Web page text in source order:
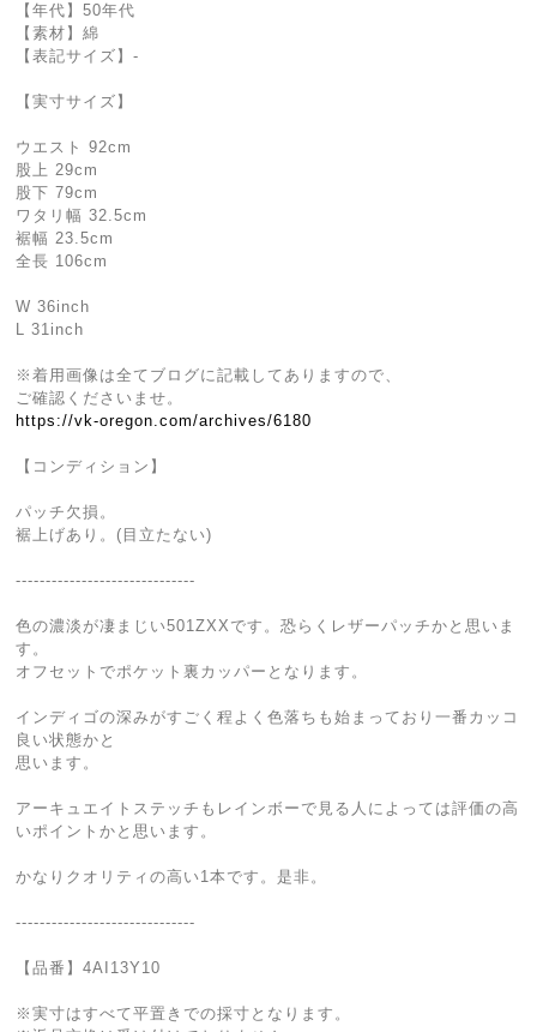
【年代】50年代
【素材】綿
【表記サイズ】-
【実寸サイズ】
ウエスト 92cm
股上 29cm
股下 79cm
ワタリ幅 32.5cm
裾幅 23.5cm
全長 106cm
W 36inch
L 31inch
※着用画像は全てブログに記載してありますので、
ご確認くださいませ。
https://vk-oregon.com/archives/6180
【コンディション】
パッチ欠損。
裾上げあり。(目立たない)
------------------------------
色の濃淡が凄まじい501ZXXです。恐らくレザーパッチかと思いま
す。
オフセットでポケット裏カッパーとなります。
インディゴの深みがすごく程よく色落ちも始まっており一番カッコ
良い状態かと
思います。
アーキュエイトステッチもレインボーで見る人によっては評価の高
いポイントかと思います。
かなりクオリティの高い1本です。是非。
------------------------------
【品番】4AI13Y10
※実寸はすべて平置きでの採寸となります。